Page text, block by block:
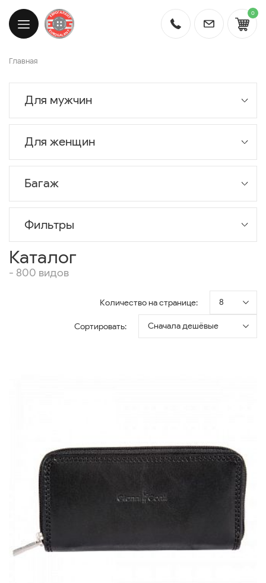
0
Главная
Для мужчин
Для женщин
Багаж
Фильтры
Каталог
- 800 видов
Количество на странице: 8
Сортировать: Сначала дешёвые